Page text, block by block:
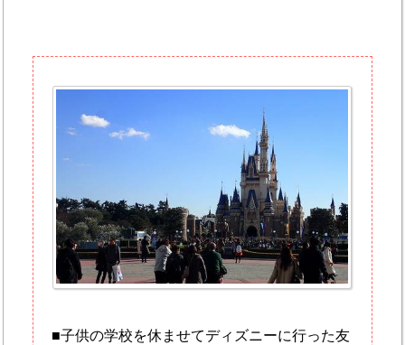
■子供の学校を休ませてディズニーに行った友